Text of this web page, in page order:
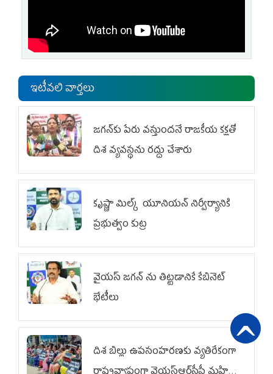
ఇటీవలి వార్తలు
జగన్‌కు పేరు వస్తుందనే రాజకీయ కక్షతో
దిశ వ్య‌వ‌స్థ‌ను రద్దు చేశారు
కృష్ణా మిల్క్‌ యూనియన్‌ నిర్వీర్యానికి
ప్రభుత్వం కుట్ర
వైయ‌స్ జగన్‌ ను తిట్టడానికే కేబినెట్‌
భేటీలు
దిశ బిల్లు ఉపసంహరణకు వ్యతిరేకంగా